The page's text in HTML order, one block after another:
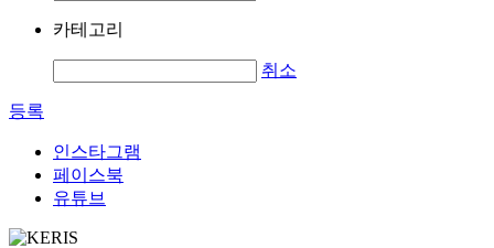
카테고리
취소
등록
인스타그램
페이스북
유튜브